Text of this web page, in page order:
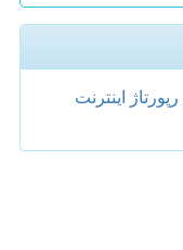
رپورتاژ
اینترنت